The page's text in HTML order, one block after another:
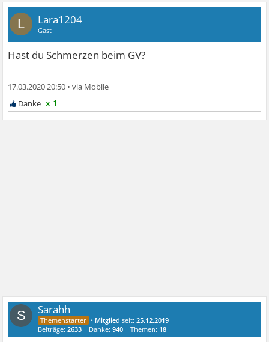
L Lara1204
Gast
Hast du Schmerzen beim GV?
17.03.2020 20:50 •
x 1
S Sarahh
• Mitglied seit:25.12.2019
Beiträge:2633 Danke:940 Themen: 18